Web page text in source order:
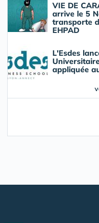
VIE DE
arrive le 5
transporte
EHPAD
L'Esdes
appliquée